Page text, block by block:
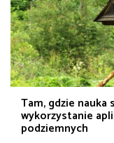
Tam, gdzie nauka
wykorzystanie
podziemnych